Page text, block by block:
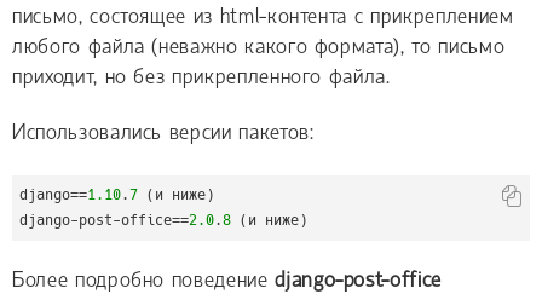
письмо, состоящее из html-контента с прикреплением
любого файла (неважно какого формата), то письмо
приходит, но без прикрепленного файла.
Использовались версии пакетов:
django==1.10.7 (и ниже)
django-post-office==2.0.8 (и ниже)
Более подробно поведениеdjango-post-office